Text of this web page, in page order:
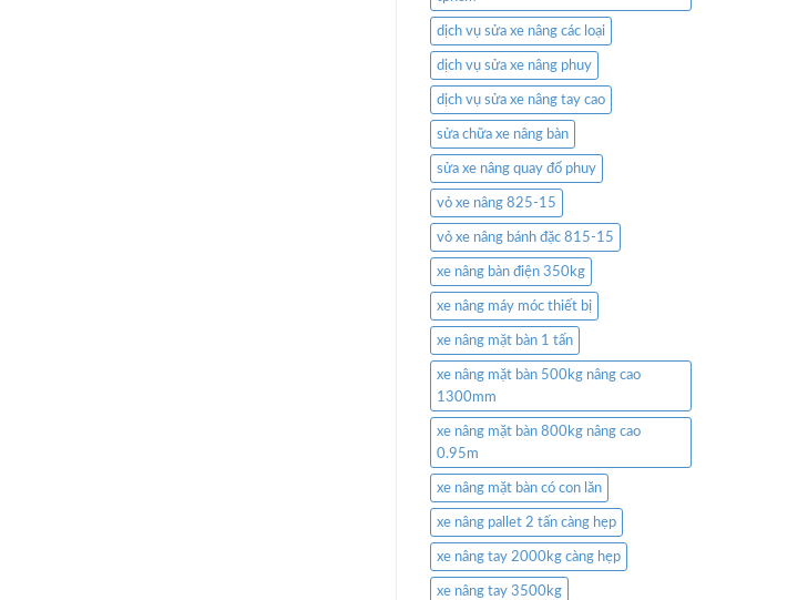
dịch vụ sửa xe nâng các loại
dịch vụ sửa xe nâng phuy
dịch vụ sửa xe nâng tay cao
sửa chữa xe nâng bàn
sửa xe nâng quay đổ phuy
vỏ xe nâng 825-15
vỏ xe nâng bánh đặc 815-15
xe nâng bàn điện 350kg
xe nâng máy móc thiết bị
xe nâng mặt bàn 1 tấn
xe nâng mặt bàn 500kg nâng cao
1300mm
xe nâng mặt bàn 800kg nâng cao
0.95m
xe nâng mặt bàn có con lăn
xe nâng pallet 2 tấn càng hẹp
xe nâng tay 2000kg càng hẹp
xe nâng tay 3500kg